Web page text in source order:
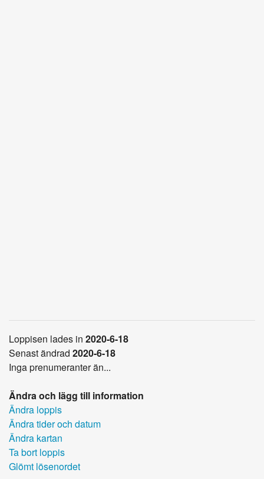
Loppisen lades in 2020-6-18
Senast ändrad 2020-6-18
Inga prenumeranter än...
Ändra och lägg till information
Ändra loppis
Ändra tider och datum
Ändra kartan
Ta bort loppis
Glömt lösenordet